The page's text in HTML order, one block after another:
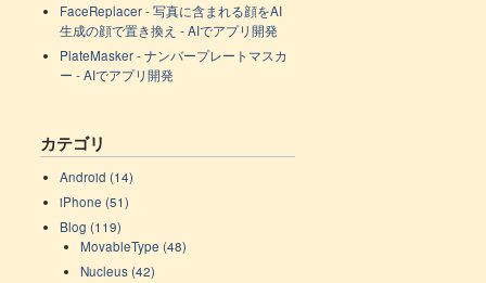
FaceReplacer - 写真に含まれる顔をAI
生成の顔で置き換え - AIでアプリ開発
PlateMasker - ナンバープレートマスカ
ー - AIでアプリ開発
カテゴリ
Android (14)
iPhone (51)
Blog (119)
MovableType (48)
Nucleus (42)